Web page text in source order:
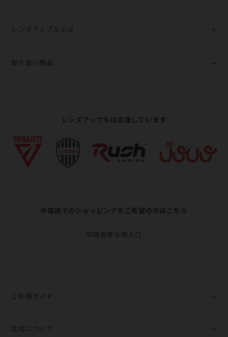
レンズアップルとは
でご紹介いたします。
1.国内正規品のみ販売
レンズアップルで取り扱っているコンタクトは全て日本国内から
正規のルートで仕入れた国内正規品です。海外からの並行輸入品
同一商品を複数まとめて販売している「セット商品」を購入して
の商品に送料無料のセットが用意されている点もレンズアップル
品を発送することが可能です。お客様の元へは、およそ2～5日前
取り扱い商品
WAVEワンデー プレミアム 30枚入り
WAVEワンデー ユー プラス 32枚入り
WAVEワンデー エアスリム plus 60枚入り
WAVEワンデー エアスリム plus 5枚入り
レンズアップルは応援しています
中国語でのショッピングをご希望の方はこちら
中国游客专用入口
ご利用ガイド
会社について